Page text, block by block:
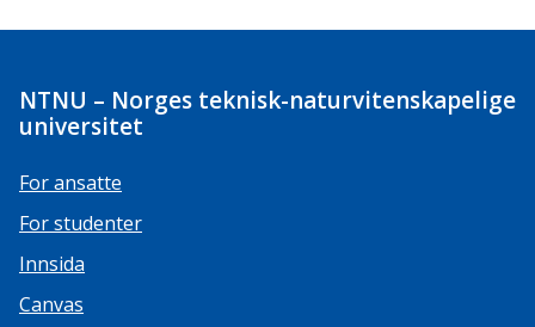
NTNU – Norges teknisk-naturvitenskapelige
universitet
For ansatte
For studenter
Innsida
Canvas